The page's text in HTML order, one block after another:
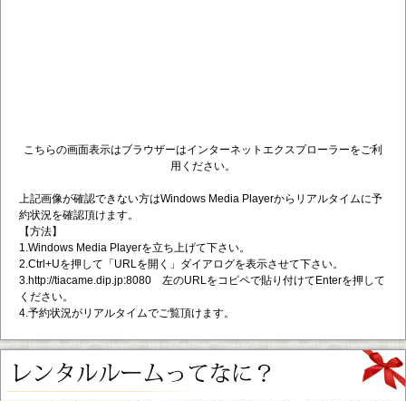
こちらの画面表示はブラウザーはインターネットエクスプローラーをご利
用ください。
上記画像が確認できない方はWindows Media Playerからリアルタイムに予
約状況を確認頂けます。
【方法】
1.Windows Media Playerを立ち上げて下さい。
2.Ctrl+Uを押して「URLを開く」ダイアログを表示させて下さい。
3.http://tiacame.dip.jp:8080 左のURLをコピペで貼り付けてEnterを押して
ください。
4.予約状況がリアルタイムでご覧頂けます。